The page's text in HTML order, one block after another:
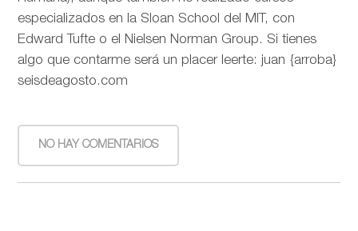
especializados en la Sloan School del MIT, con
Edward Tufte o el Nielsen Norman Group. Si tienes
algo que contarme será un placer leerte: juan {arroba}
seisdeagosto.com
NO HAY COMENTARIOS